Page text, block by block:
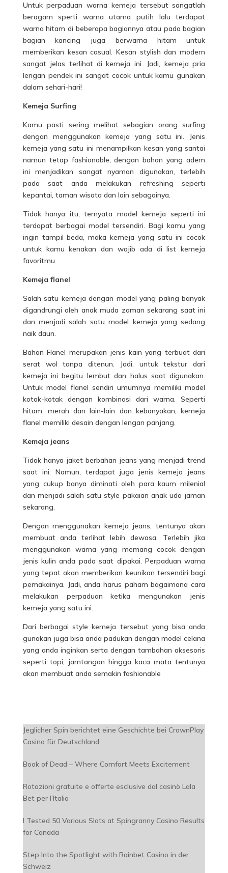
Untuk perpaduan warna kemeja tersebut sangatlah
beragam sperti warna utama putih lalu terdapat
warna hitam di beberapa bagiannya atau pada bagian
bagian kancing juga berwarna hitam untuk
memberikan kesan casual. Kesan stylish dan modern
sangat jelas terlihat di kemeja ini. Jadi, kemeja pria
lengan pendek ini sangat cocok untuk kamu gunakan
dalam sehari-hari!
Kemeja Surfing
Kamu pasti sering melihat sebagian orang surfing
dengan menggunakan kemeja yang satu ini. Jenis
kemeja yang satu ini menampilkan kesan yang santai
namun tetap fashionable, dengan bahan yang adem
ini menjadikan sangat nyaman digunakan, terlebih
pada saat anda melakukan refreshing seperti
kepantai, taman wisata dan lain sebagainya.
Tidak hanya itu, ternyata model kemeja seperti ini
terdapat berbagai model tersendiri. Bagi kamu yang
ingin tampil beda, maka kemeja yang satu ini cocok
untuk kamu kenakan dan wajib ada di list kemeja
favoritmu
Kemeja flanel
Salah satu kemeja dengan model yang paling banyak
digandrungi oleh anak muda zaman sekarang saat ini
dan menjadi salah satu model kemeja yang sedang
naik daun.
Bahan Flanel merupakan jenis kain yang terbuat dari
serat wol tanpa ditenun. Jadi, untuk tekstur dari
kemeja ini begitu lembut dan halus saat digunakan.
Untuk model flanel sendiri umumnya memiliki model
kotak-kotak dengan kombinasi dari warna. Seperti
hitam, merah dan lain-lain dan kebanyakan, kemeja
flanel memiliki desain dengan lengan panjang.
Kemeja jeans
Tidak hanya jaket berbahan jeans yang menjadi trend
saat ini. Namun, terdapat juga jenis kemeja jeans
yang cukup banya diminati oleh para kaum milenial
dan menjadi salah satu style pakaian anak uda jaman
sekarang.
Dengan menggunakan kemeja jeans, tentunya akan
membuat anda terlihat lebih dewasa. Terlebih jika
menggunakan warna yang memang cocok dengan
jenis kulin anda pada saat dipakai. Perpaduan warna
yang tepat akan memberikan keunikan tersendiri bagi
pemakainya. Jadi, anda harus paham bagaimana cara
melakukan perpaduan ketika mengunakan jenis
kemeja yang satu ini.
Dari berbagai style kemeja tersebut yang bisa anda
gunakan juga bisa anda padukan dengan model celana
yang anda inginkan serta dengan tambahan aksesoris
seperti topi, jamtangan hingga kaca mata tentunya
akan membuat anda semakin fashionable
Jeglicher Spin berichtet eine Geschichte bei CrownPlay
Casino für Deutschland
Book of Dead – Where Comfort Meets Excitement
Rotazioni gratuite e offerte esclusive dal casinò Lala
Bet per l’Italia
I Tested 50 Various Slots at Spingranny Casino Results
for Canada
Step Into the Spotlight with Rainbet Casino in der
Schweiz